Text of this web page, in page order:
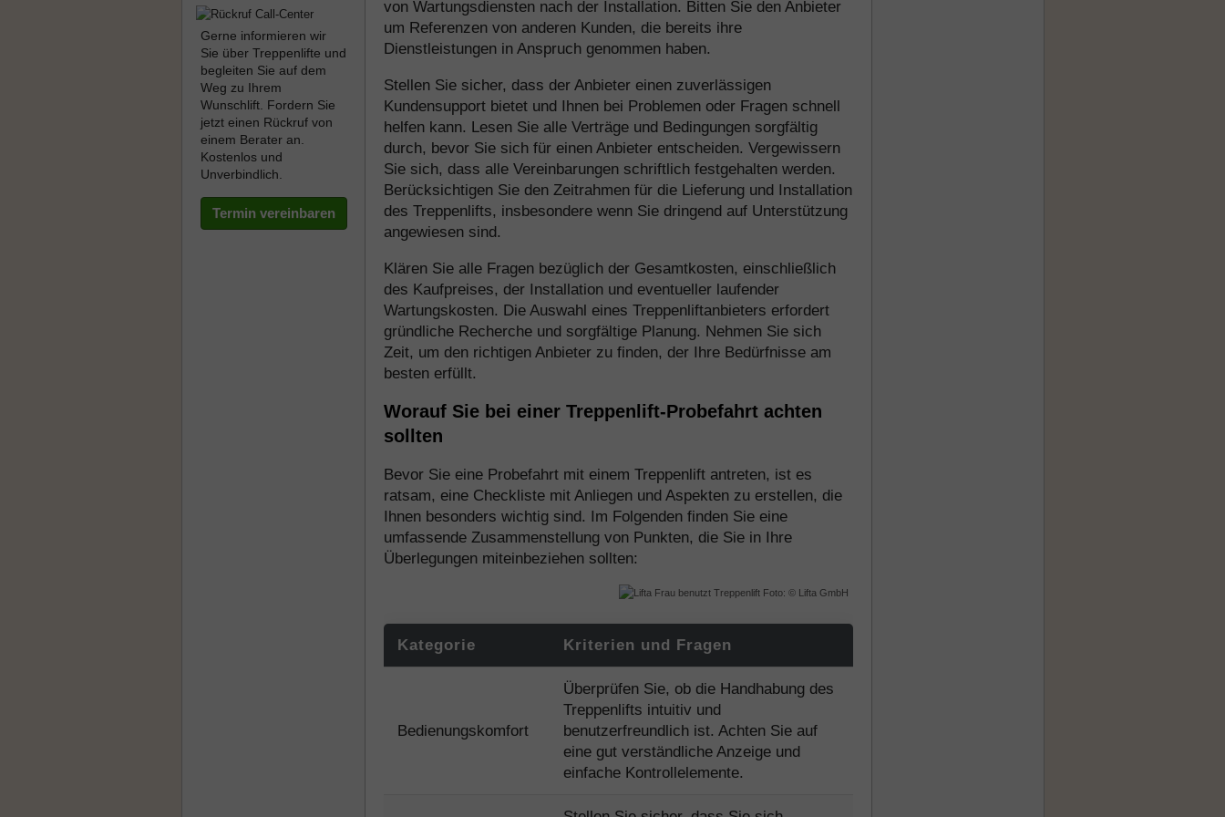
von Wartungsdiensten nach der Installation. Bitten Sie den Anbieter
um Referenzen von anderen Kunden, die bereits ihre
Dienstleistungen in Anspruch genommen haben.
Stellen Sie sicher, dass der Anbieter einen zuverlässigen
Kundensupport bietet und Ihnen bei Problemen oder Fragen schnell
helfen kann. Lesen Sie alle Verträge und Bedingungen sorgfältig
durch, bevor Sie sich für einen Anbieter entscheiden. Vergewissern
Sie sich, dass alle Vereinbarungen schriftlich festgehalten werden.
Berücksichtigen Sie den Zeitrahmen für die Lieferung und Installation
des Treppenlifts, insbesondere wenn Sie dringend auf Unterstützung
angewiesen sind.
Klären Sie alle Fragen bezüglich der Gesamtkosten, einschließlich
des Kaufpreises, der Installation und eventueller laufender
Wartungskosten. Die Auswahl eines Treppenliftanbieters erfordert
gründliche Recherche und sorgfältige Planung. Nehmen Sie sich
Zeit, um den richtigen Anbieter zu finden, der Ihre Bedürfnisse am
besten erfüllt.
Worauf Sie bei einer Treppenlift-Probefahrt achten
sollten
Bevor Sie eine Probefahrt mit einem Treppenlift antreten, ist es
ratsam, eine Checkliste mit Anliegen und Aspekten zu erstellen, die
Ihnen besonders wichtig sind. Im Folgenden finden Sie eine
umfassende Zusammenstellung von Punkten, die Sie in Ihre
Überlegungen miteinbeziehen sollten:
Foto: © Lifta GmbH
Kategorie Kriterien und Fragen
Bedienungskomfort
Überprüfen Sie, ob die Handhabung des
Treppenlifts intuitiv und
benutzerfreundlich ist. Achten Sie auf
eine gut verständliche Anzeige und
einfache Kontrollelemente.
Gerne informieren wir
Sie über Treppenlifte und
begleiten Sie auf dem
Weg zu Ihrem
Wunschlift. Fordern Sie
jetzt einen Rückruf von
einem Berater an.
Kostenlos und
Unverbindlich.
Termin vereinbaren